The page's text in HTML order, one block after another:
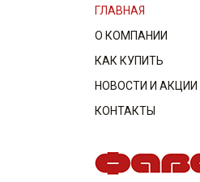
ГЛАВНАЯ
О КОМПАНИИ
КАК КУПИТЬ
НОВОСТИ И АКЦИИ
КОНТАКТЫ